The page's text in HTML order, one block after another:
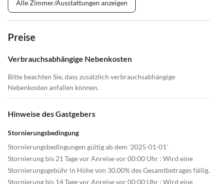
Alle Zimmer/Ausstattungen anzeigen
Preise
Verbrauchsabhängige Nebenkosten
Bitte beachten Sie, dass zusätzlich verbrauchsabhängige
Nebenkosten anfallen können.
Hinweise des Gastgebers
Stornierungsbedingung
Stornierungsbedingungen gültig ab dem '2025-01-01'
Stornierung bis 21 Tage vor Anreise vor 00:00 Uhr : Wird eine
Stornierungsgebühr in Höhe von 30.00% des Gesamtbetrages fällig.
Stornierung bis 14 Tage vor Anreise vor 00:00 Uhr : Wird eine